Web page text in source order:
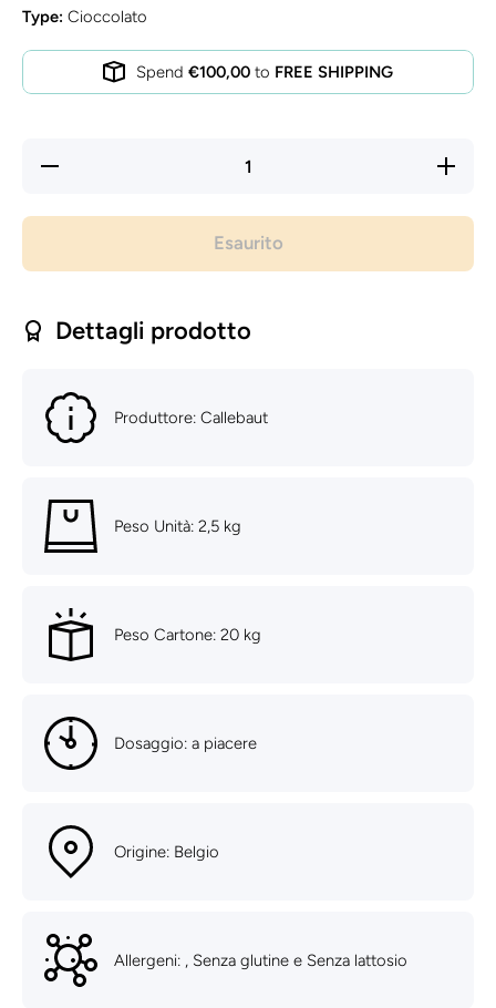
Type: Cioccolato
Spend €100,00 to FREE SHIPPING
Diminuisci
Aumenta
quantità
Esaurito
Dettagli prodotto
Produttore: Callebaut
Peso Unità: 2,5 kg
Peso Cartone: 20 kg
Dosaggio: a piacere
Origine: Belgio
Allergeni: , Senza glutine e Senza lattosio